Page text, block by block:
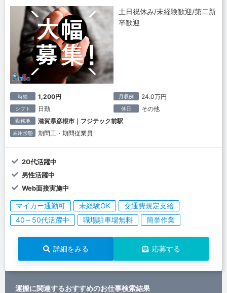
土日祝休み/未経験歓迎/第二新
卒歓迎
時給 1,200円 月収例 24.0万円
シフト 日勤 休日 その他
勤務地 滋賀県彦根市｜フジテック前駅
雇用形態 期間工・期間従業員
20代活躍中
男性活躍中
Web面接実施中
マイカー通勤可 未経験OK
交通費規定支給
40～50代活躍中
職場駐車場無料 簡単作業
詳細をみる 応募する
運搬に関連するおすすめのお仕事検索結果